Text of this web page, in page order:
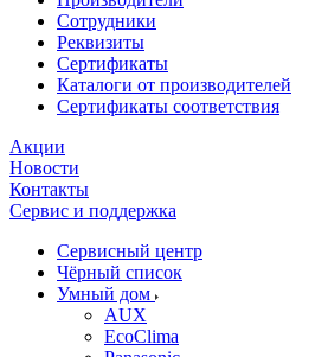
Сотрудники
Реквизиты
Сертификаты
Каталоги от производителей
Сертификаты соответствия
Акции
Новости
Контакты
Сервис и поддержка
Сервисный центр
Чёрный список
Умный дом
AUX
EcoClima